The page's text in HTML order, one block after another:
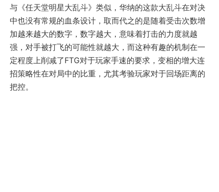
与《任天堂明星大乱斗》类似，华纳的这款大乱斗在对决
中也没有常规的血条设计，取而代之的是随着受击次数增
加越来越大的数字，数字越大，意味着打击的力度就越
强，对手被打飞的可能性就越大，而这种有趣的机制在一
定程度上削减了FTG对于玩家手速的要求，变相的增大连
招策略性在对局中的比重，尤其考验玩家对于回场距离的
把控。